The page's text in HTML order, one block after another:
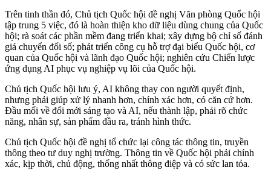
Trên tinh thần đó, Chủ tịch Quốc hội đề nghị Văn phòng Quốc hội
tập trung 5 việc, đó là hoàn thiện kho dữ liệu dùng chung của Quốc
hội; rà soát các phần mềm đang triển khai; xây dựng bộ chỉ số đánh
giá chuyển đổi số; phát triển công cụ hỗ trợ đại biểu Quốc hội, cơ
quan của Quốc hội và lãnh đạo Quốc hội; nghiên cứu Chiến lược
ứng dụng AI phục vụ nghiệp vụ lõi của Quốc hội.
Chủ tịch Quốc hội lưu ý, AI không thay con người quyết định,
nhưng phải giúp xử lý nhanh hơn, chính xác hơn, có căn cứ hơn.
Đầu mối về đổi mới sáng tạo và AI, nếu thành lập, phải rõ chức
năng, nhân sự, sản phẩm đầu ra, tránh hình thức.
Chủ tịch Quốc hội đề nghị tổ chức lại công tác thông tin, truyền
thông theo tư duy nghị trường. Thông tin về Quốc hội phải chính
xác, kịp thời, chủ động, thống nhất thông điệp và có sức lan tỏa.